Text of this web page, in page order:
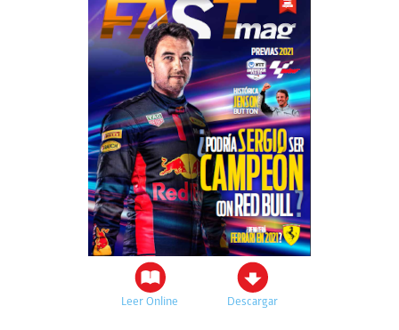
Leer Online Descargar